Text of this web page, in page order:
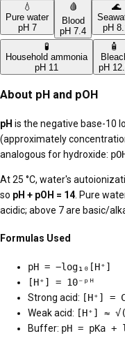
💧
Pure water
pH 7
🩸
Blood
pH 7.4
🌊
pH
🧪
Household ammonia
pH 11
🧴
pH
About pH and pOH
pH is the negative base-10
(approximately
analogous for hydroxide:
At 25 °C, water's
so pH + pOH = 14 . Pure
acidic; above 7 are basic/
Formulas Used
pH = −log₁₀[H⁺]
[H⁺] = 10⁻ᵖᴴ
Strong acid: [H⁺] =
Weak acid: [H⁺] ≈
Buffer: pH = pKa